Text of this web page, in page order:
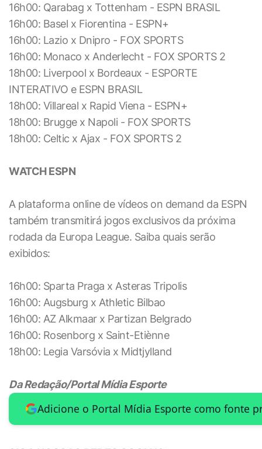
16h00: Qarabag x Tottenham - ESPN BRASIL
16h00: Basel x Fiorentina - ESPN+
16h00: Lazio x Dnipro - FOX SPORTS
16h00: Monaco x Anderlecht - FOX SPORTS 2
18h00: Liverpool x Bordeaux - ESPORTE
INTERATIVO e ESPN BRASIL
18h00: Villareal x Rapid Viena - ESPN+
18h00: Brugge x Napoli - FOX SPORTS
18h00: Celtic x Ajax - FOX SPORTS 2
WATCH ESPN
A plataforma online de vídeos on demand da ESPN
também transmitirá jogos exclusivos da próxima
rodada da Europa League. Saiba quais serão
exibidos:
16h00: Sparta Praga x Asteras Tripolis
16h00: Augsburg x Athletic Bilbao
16h00: AZ Alkmaar x Partizan Belgrado
16h00: Rosenborg x Saint-Etiènne
18h00: Legia Varsóvia x Midtjylland
Da Redação/Portal Mídia Esporte
Adicione o Portal Mídia Esporte como fonte